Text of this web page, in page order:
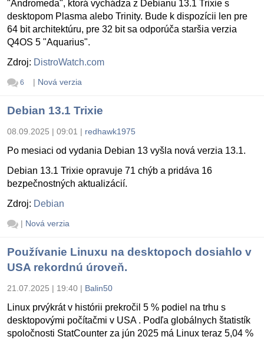
"Andromeda", ktorá vychádza z Debianu 13.1 Trixie s
desktopom Plasma alebo Trinity. Bude k dispozícii len pre
64 bit architektúru, pre 32 bit sa odporúča staršia verzia
Q4OS 5 "Aquarius".
Zdroj: DistroWatch.com
6 | Nová verzia
Debian 13.1 Trixie
08.09.2025 | 09:01 | redhawk1975
Po mesiaci od vydania Debian 13 vyšla nová verzia 13.1.
Debian 13.1 Trixie opravuje 71 chýb a pridáva 16
bezpečnostných aktualizácií.
Zdroj: Debian
| Nová verzia
Používanie Linuxu na desktopoch dosiahlo v
USA rekordnú úroveň.
21.07.2025 | 19:40 | Balin50
Linux prvýkrát v histórii prekročil 5 % podiel na trhu s
desktopovými počítačmi v USA . Podľa globálnych štatistík
spoločnosti StatCounter za jún 2025 má Linux teraz 5,04 %